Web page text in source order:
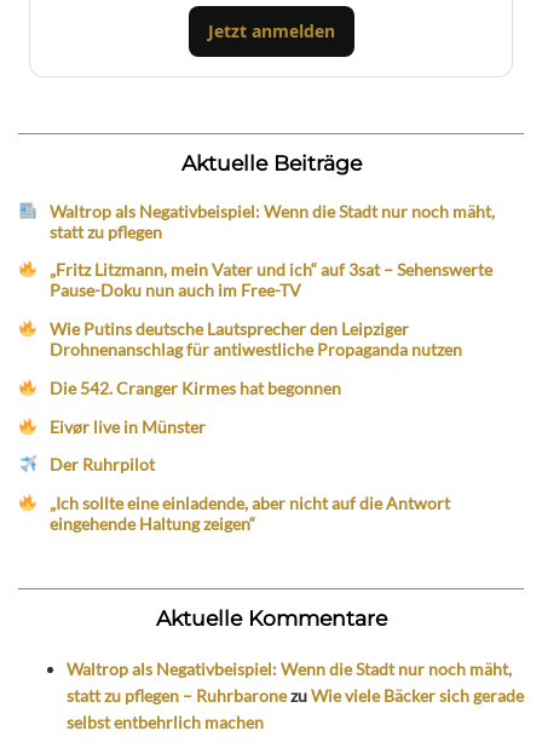
Jetzt anmelden
Aktuelle Beiträge
Waltrop als Negativbeispiel: Wenn die Stadt nur noch mäht,
statt zu pflegen
„Fritz Litzmann, mein Vater und ich“ auf 3sat – Sehenswerte
Pause-Doku nun auch im Free-TV
Wie Putins deutsche Lautsprecher den Leipziger
Drohnenanschlag für antiwestliche Propaganda nutzen
Die 542. Cranger Kirmes hat begonnen
Eivør live in Münster
Der Ruhrpilot
„Ich sollte eine einladende, aber nicht auf die Antwort
eingehende Haltung zeigen“
Aktuelle Kommentare
Waltrop als Negativbeispiel: Wenn die Stadt nur noch mäht,
statt zu pflegen – RuhrbaronezuWie viele Bäcker sich gerade
selbst entbehrlich machen